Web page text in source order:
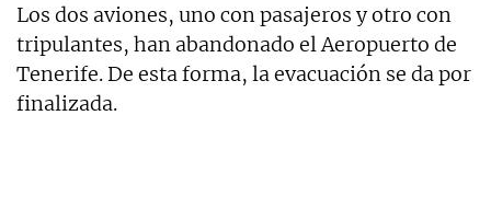
Los dos aviones, uno con pasajeros y otro con
tripulantes, han abandonado el Aeropuerto de
Tenerife. De esta forma, la evacuación se da por
finalizada.